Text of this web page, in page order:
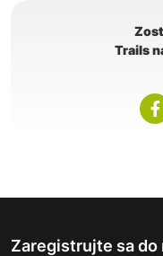
Trails
Zaregistrujte sa